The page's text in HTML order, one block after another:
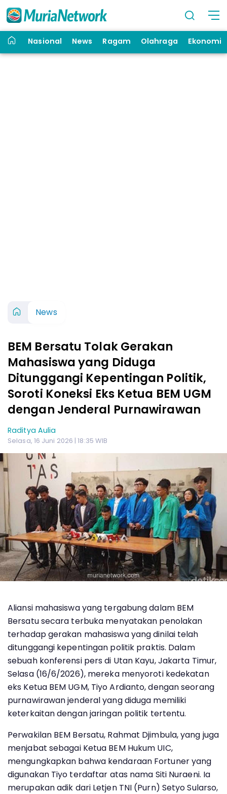
Nasional News Ragam Olahraga Ekonomi
News
BEM Bersatu Tolak Gerakan
Mahasiswa yang Diduga
Ditunggangi Kepentingan Politik,
Soroti Koneksi Eks Ketua BEM UGM
dengan Jenderal Purnawirawan
Raditya Aulia
Selasa, 16 Juni 2026 | 18:35 WIB
Aliansi mahasiswa yang tergabung dalam BEM
Bersatu secara terbuka menyatakan penolakan
terhadap gerakan mahasiswa yang dinilai telah
ditunggangi kepentingan politik praktis. Dalam
sebuah konferensi pers di Utan Kayu, Jakarta Timur,
Selasa (16/6/2026), mereka menyoroti kedekatan
eks Ketua BEM UGM, Tiyo Ardianto, dengan seorang
purnawirawan jenderal yang diduga memiliki
keterkaitan dengan jaringan politik tertentu.
Perwakilan BEM Bersatu, Rahmat Djimbula, yang juga
menjabat sebagai Ketua BEM Hukum UIC,
mengungkapkan bahwa kendaraan Fortuner yang
digunakan Tiyo terdaftar atas nama Siti Nuraeni. Ia
merupakan adik dari Letjen TNI (Purn) Setyo Sularso,